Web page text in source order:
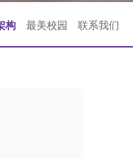
构 最美校园 联系我们